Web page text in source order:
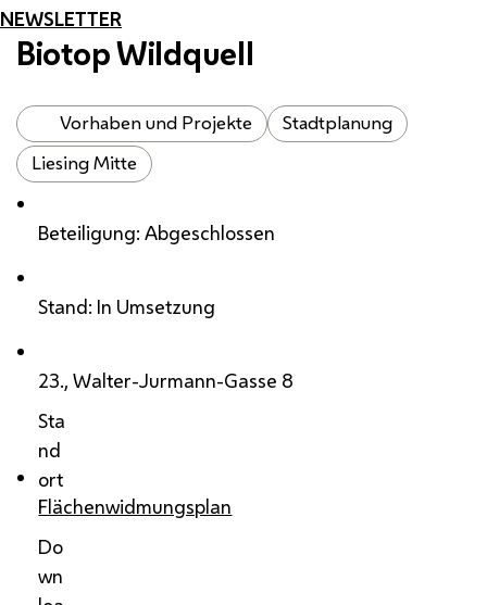
NEWSLETTER
Biotop Wildquell
Vorhaben und Projekte
Stadtplanung
Liesing Mitte
Beteiligung: Abgeschlossen
Stand: In Umsetzung
23., Walter-Jurmann-Gasse 8
Sta
nd
ort
Flächenwidmungsplan
Do
wn